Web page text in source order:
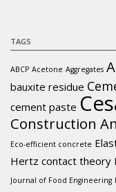
TAGS
ABCP Acetone Aggregates
bauxite residue
cement paste
Construction
Eco-efficient concrete
Hertz contact theory
Journal of Food Engineering